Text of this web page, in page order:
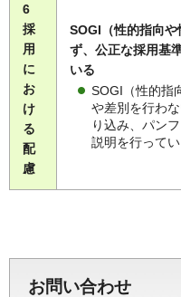
6
採
用
に
お
け
る
配
慮
SOGI（性的指向
ず、公正な採用基
いる
SOGI（性的指
や差別を行わ
り込み、パン
説明を行ってい
お問い合わせ